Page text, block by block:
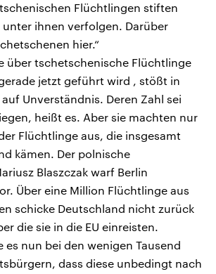
Flüchtlingen stiften
ihnen verfolgen. Darüber
hier.“
über tschetschenische Flüchtlinge
jetzt geführt wird , stößt in
Unverständnis. Deren Zahl sei
heißt es. Aber sie machten nur
Flüchtlinge aus, die insgesamt
kämen. Der polnische
Blaszczak warf Berlin
Über eine Million Flüchtlinge aus
schicke Deutschland nicht zurück
die sie in die EU einreisten.
es nun bei den wenigen Tausend
dass diese unbedingt nach